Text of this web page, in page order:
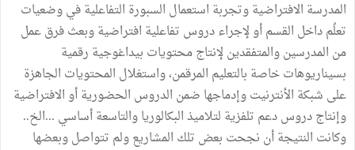
المدرسة الافتراضية وتجربة استعمال السبورة التفاعلية في وضعيات
تعلُم داخل القسم أو لإجراء دروس تفاعلية افتراضية وبعث فرق عمل
من المدرسين والمتفقدين لإنتاج محتويات بيداغوجية رقمية
بسيناريوهات خاصة بالتعليم المرقمن، واستغلال المحتويات الجاهزة
على شبكة الأنترنيت وإدماجها ضمن الدروس الحضورية أو الافتراضية
وإنتاج دروس دعم تلفزية لتلاميذ البكالوريا والتاسعة أساسي ...الخ..
وكانت النتيجة أن نجحت بعض تلك المشاريع ولم تتواصل وبعضها